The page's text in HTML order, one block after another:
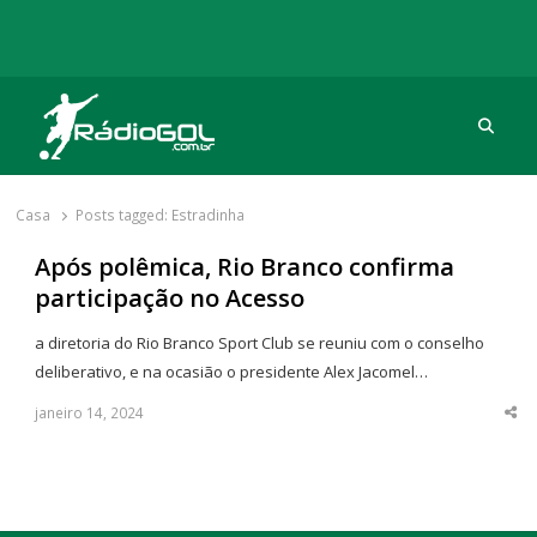
Rádio Gol
Há mais de 20 anos com as melhores coberturas
Casa Posts tagged: Estradinha
Após polêmica, Rio Branco confirma
participação no Acesso
a diretoria do Rio Branco Sport Club se reuniu com o conselho
deliberativo, e na ocasião o presidente Alex Jacomel…
janeiro 14, 2024